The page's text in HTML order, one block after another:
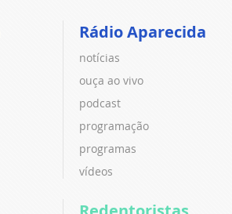
Rádio Aparecida
notícias
ouça ao vivo
podcast
programação
programas
vídeos